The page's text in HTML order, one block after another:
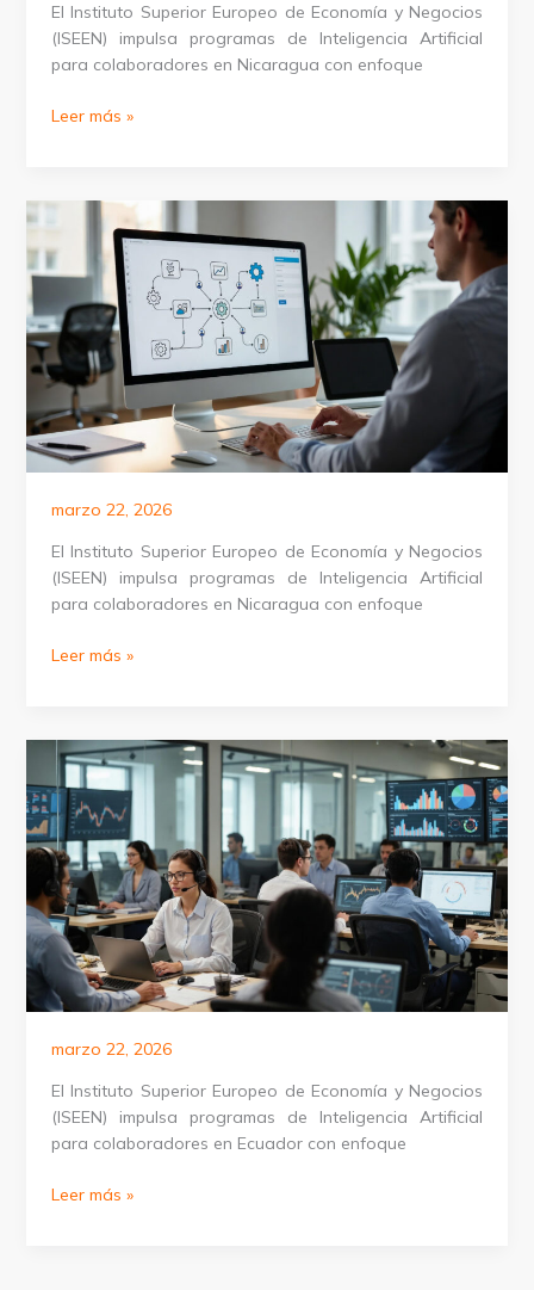
El Instituto Superior Europeo de Economía y Negocios
(ISEEN) impulsa programas de Inteligencia Artificial
para colaboradores en Nicaragua con enfoque
Cursos
organizaciones
en
Nicaragua
Leer más »
marzo 22, 2026
El Instituto Superior Europeo de Economía y Negocios
(ISEEN) impulsa programas de Inteligencia Artificial
para colaboradores en Nicaragua con enfoque
Programas
negocios
en
Nicaragua
Leer más »
marzo 22, 2026
El Instituto Superior Europeo de Economía y Negocios
(ISEEN) impulsa programas de Inteligencia Artificial
para colaboradores en Ecuador con enfoque
Formación
Leer más »